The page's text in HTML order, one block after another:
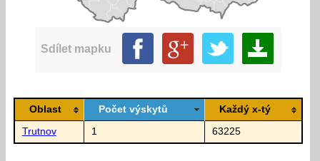
Sdílet mapku
Oblast Počet výskytů Každý x-tý
Trutnov 1 63225